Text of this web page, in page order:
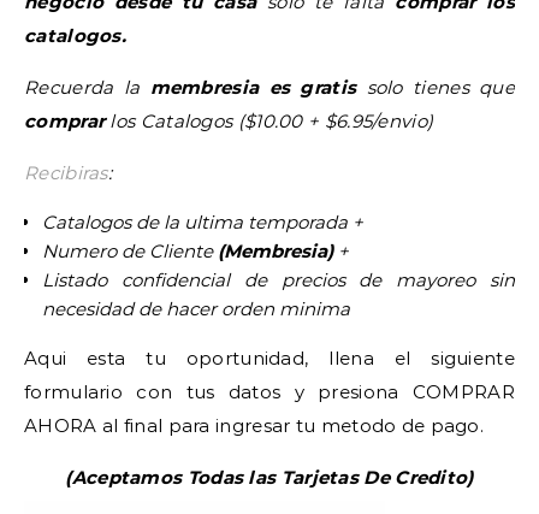
catalogos.
Recuerda la membresia es gratissolo tienes que
comprarlos Catalogos ($10.00 + $6.95/envio)
Recibiras:
Catalogos de la ultima temporada +
Numero de Cliente (Membresia)+
Listado confidencial de precios de mayoreo sin
necesidad de hacer orden minima
Aqui esta tu oportunidad, llena el siguiente
formulario con tus datos y presiona COMPRAR
AHORA al final para ingresar tu metodo de pago.
(Aceptamos Todas las Tarjetas De Credito)